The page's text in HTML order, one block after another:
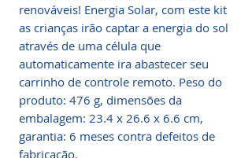
renováveis! Energia Solar, com este kit
as crianças irão captar a energia do sol
através de uma célula que
automaticamente ira abastecer seu
carrinho de controle remoto. Peso do
produto: 476 g, dimensões da
embalagem: 23.4 x 26.6 x 6.6 cm,
garantia: 6 meses contra defeitos de
fabricação.